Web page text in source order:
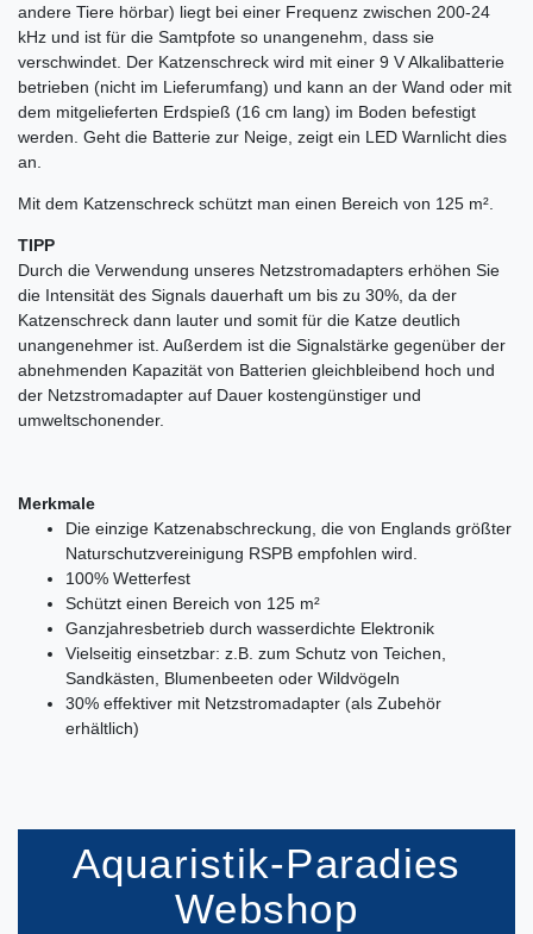
andere Tiere hörbar) liegt bei einer Frequenz zwischen 200-24
kHz und ist für die Samtpfote so unangenehm, dass sie
verschwindet. Der Katzenschreck wird mit einer 9 V Alkalibatterie
betrieben (nicht im Lieferumfang) und kann an der Wand oder mit
dem mitgelieferten Erdspieß (16 cm lang) im Boden befestigt
werden. Geht die Batterie zur Neige, zeigt ein LED Warnlicht dies
an.
Mit dem Katzenschreck schützt man einen Bereich von 125 m².
TIPP
Durch die Verwendung unseres Netzstromadapters erhöhen Sie
die Intensität des Signals dauerhaft um bis zu 30%, da der
Katzenschreck dann lauter und somit für die Katze deutlich
unangenehmer ist. Außerdem ist die Signalstärke gegenüber der
abnehmenden Kapazität von Batterien gleichbleibend hoch und
der Netzstromadapter auf Dauer kostengünstiger und
umweltschonender.
Merkmale
Die einzige Katzenabschreckung, die von Englands größter
Naturschutzvereinigung RSPB empfohlen wird.
100% Wetterfest
Schützt einen Bereich von 125 m²
Ganzjahresbetrieb durch wasserdichte Elektronik
Vielseitig einsetzbar: z.B. zum Schutz von Teichen,
Sandkästen, Blumenbeeten oder Wildvögeln
30% effektiver mit Netzstromadapter (als Zubehör
erhältlich)
Aquaristik-Paradies
Webshop